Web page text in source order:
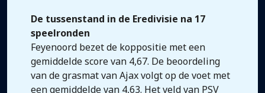
De tussenstand in de Eredivisie na 17
speelronden
Feyenoord bezet de koppositie met een
gemiddelde score van 4,67. De beoordeling
van de grasmat van Ajax volgt op de voet met
een gemiddelde van 4,63. Het veld van PSV